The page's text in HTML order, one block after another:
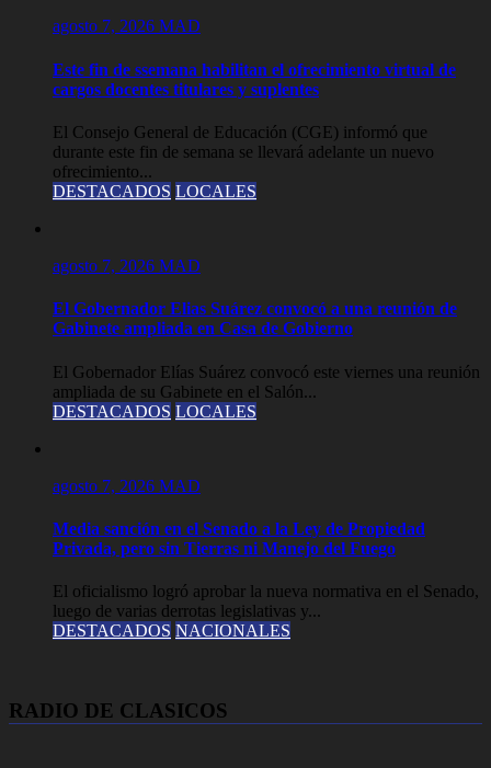
agosto 7, 2026 MAD
Este fin de ssemana habilitan el ofrecimiento virtual de
cargos docentes titulares y suplentes
El Consejo General de Educación (CGE) informó que
durante este fin de semana se llevará adelante un nuevo
ofrecimiento...
DESTACADOS LOCALES
agosto 7, 2026 MAD
El Gobernador Elias Suárez convocó a una reunión de
Gabinete ampliada en Casa de Gobierno
El Gobernador Elías Suárez convocó este viernes una reunión
ampliada de su Gabinete en el Salón...
DESTACADOS LOCALES
agosto 7, 2026 MAD
Media sanción en el Senado a la Ley de Propiedad
Privada, pero sin Tierras ni Manejo del Fuego
El oficialismo logró aprobar la nueva normativa en el Senado,
luego de varias derrotas legislativas y...
DESTACADOS NACIONALES
RADIO DE CLASICOS